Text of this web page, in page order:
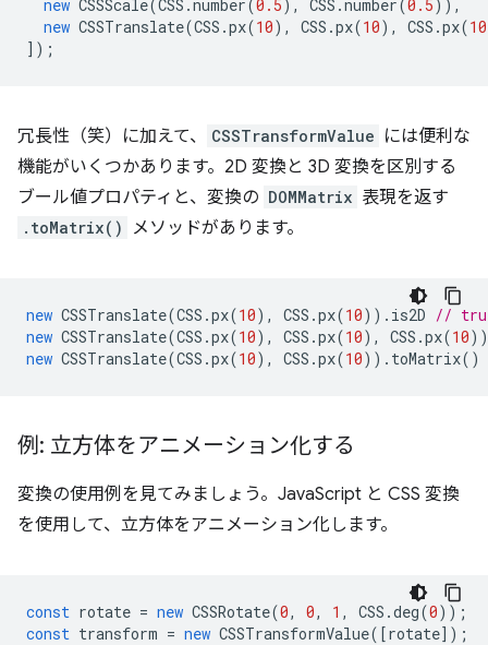
new CSSScale(CSS .number(0.5 ), CSS .number(0.5 )),
new CSSTranslate(CSS .px(10), CSS .px(10), CSS .px(10
]);
冗長性（笑）に加えて、 CSSTransformValue には便利な
機能がいくつかあります。2D 変換と 3D 変換を区別する
ブール値プロパティと、変換の DOMMatrix 表現を返す
.toMatrix() メソッドがあります。
new CSSTranslate(CSS .px(10), CSS .px(10)). is2D //
new CSSTranslate(CSS .px(10), CSS .px(10), CSS .px(10
new CSSTranslate(CSS .px(10), CSS .px(10)). toMatrix()
例: 立方体をアニメーション化する
変換の使用例を見てみましょう。JavaScript と CSS 変換
を使用して、立方体をアニメーション化します。
const rotate = new CSSRotate(0, 0, 1 , CSS .deg(0));
const transform = new CSSTransformValue([rotate]);